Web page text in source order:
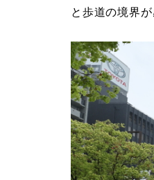
と歩道の境界